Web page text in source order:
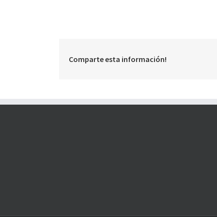
Comparte esta información!